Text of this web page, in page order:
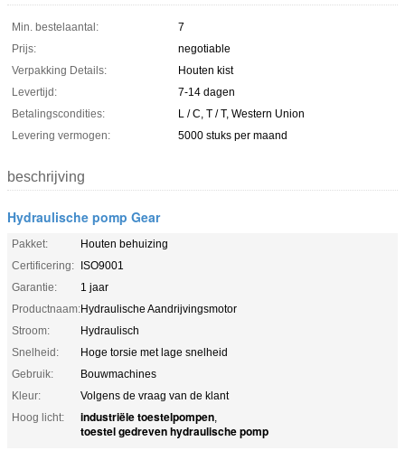
Min. bestelaantal:
7
Prijs:
negotiable
Verpakking Details:
Houten kist
Levertijd:
7-14 dagen
Betalingscondities:
L / C, T / T, Western Union
Levering vermogen:
5000 stuks per maand
beschrijving
Hydraulische pomp Gear
Pakket:
Houten behuizing
Certificering: ISO9001
Garantie:
1 jaar
Productnaam:Hydraulische Aandrijvingsmotor
Stroom:
Hydraulisch
Snelheid:
Hoge torsie met lage snelheid
Gebruik:
Bouwmachines
Kleur:
Volgens de vraag van de klant
Hoog licht:
industriële toestelpompen,
toestel gedreven hydraulische pomp